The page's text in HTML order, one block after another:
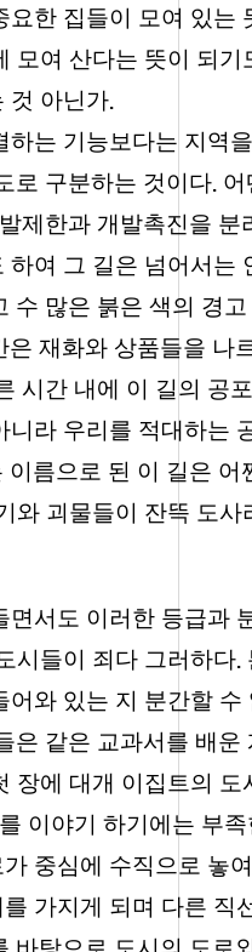
한 집들이 모여 있는
모여 산다는 뜻이 되기
것 아닌가.
는 기능보다는 지역
로 구분하는 것이다.어
제한과 개발촉진을 분
여 그 길은 넘어서는
수 많은 붉은 색의 경
재화와 상품들을 나
시간 내에 이 길의 공
라 우리를 적대하는
름으로 된 이 길은 어
와 괴물들이 잔뜩 도
서도 이러한 등급과
시들이 죄다 그러하다.
와 있는 지 분간할
같은 교과서를 배운
장에 대개 이집트의 도
이야기 하기에는 부
중심에 수직으로 놓
가지게 되며 다른 직